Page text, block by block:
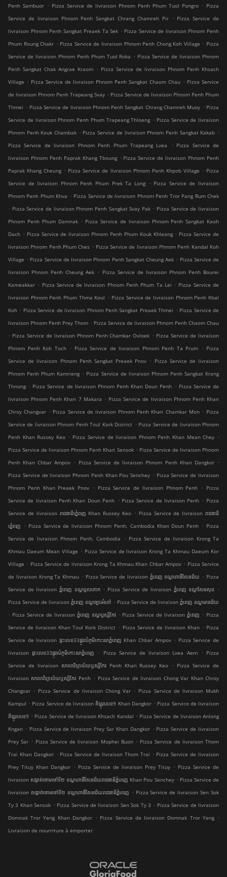
Penh Sambuor . Pizza Service de livraison Phnom Penh Phum Tuol Pongro . Pizza
Service de livraison Phnom Penh Sangkat Chrang Chamreh Pir
. Pizza Service de
livraison Phnom Penh Sangkat Preaek Ta Sek . Pizza Service de livraison Phnom Penh
Phum Roung Chakr . Pizza Service de livraison Phnom Penh Chong Koh Village . Pizza
Service de livraison Phnom Penh Phum Tuol Roka . Pizza Service de livraison Phnom
Penh Sangkat Chak Angrae Kraom . Pizza Service de livraison Phnom Penh Khsach
Village . Pizza Service de livraison Phnom Penh Sangkat Chaom Chau . Pizza Service
de livraison Phnom Penh Trapeang Svay . Pizza Service de livraison Phnom Penh Phum
Thmei . Pizza Service de livraison Phnom Penh Sangkat Chrang Chamreh Muoy . Pizza
Service de livraison Phnom Penh Phum Trapeang Thloeng . Pizza Service de livraison
Phnom Penh Kouk Chambak . Pizza Service de livraison Phnom Penh Sangkat Kakab .
Pizza Service de livraison Phnom Penh Phum Trapeang Lvea
. Pizza Service de
livraison Phnom Penh Paprak Khang Tboung . Pizza Service de livraison Phnom Penh
Paprak Khang Cheung . Pizza Service de livraison Phnom Penh Khpob Village . Pizza
Service de livraison Phnom Penh Phum Prek Ta Long
. Pizza Service de livraison
Phnom Penh Phum Khva . Pizza Service de livraison Phnom Penh Tror Pang Rum Chek
. Pizza Service de livraison Phnom Penh Sangkat Svay Pak . Pizza Service de livraison
Phnom Penh Phum Damnak . Pizza Service de livraison Phnom Penh Sangkat Kaoh
Dach . Pizza Service de livraison Phnom Penh Phum Kouk Khleang . Pizza Service de
livraison Phnom Penh Phum Ches . Pizza Service de livraison Phnom Penh Kandal Koh
Village . Pizza Service de livraison Phnom Penh Sangkat Cheung Aek . Pizza Service de
livraison Phnom Penh Cheung Aek . Pizza Service de livraison Phnom Penh Bourei
Kameakkar . Pizza Service de livraison Phnom Penh Phum Ta Lei . Pizza Service de
livraison Phnom Penh Phum Thma Koul . Pizza Service de livraison Phnom Penh Kbal
Koh . Pizza Service de livraison Phnom Penh Sangkat Preaek Thmei . Pizza Service de
livraison Phnom Penh Prey Thom . Pizza Service de livraison Phnom Penh Chaom Chau
. Pizza Service de livraison Phnom Penh Chamkar Ovloek . Pizza Service de livraison
Phnom Penh Koh Toch
. Pizza Service de livraison Phnom Penh Ta Prum . Pizza
Service de livraison Phnom Penh Sangkat Preaek Pnov . Pizza Service de livraison
Phnom Penh Phum Kamrieng . Pizza Service de livraison Phnom Penh Sangkat Krang
Thnong . Pizza Service de livraison Phnom Penh Khan Doun Penh . Pizza Service de
livraison Phnom Penh Khan 7 Makara . Pizza Service de livraison Phnom Penh Khan
Chroy Changvar . Pizza Service de livraison Phnom Penh Khan Chamkar Mon . Pizza
Service de livraison Phnom Penh Toul Kork District . Pizza Service de livraison Phnom
Penh Khan Russey Keo . Pizza Service de livraison Phnom Penh Khan Mean Chey .
Pizza Service de livraison Phnom Penh Khan Sensok . Pizza Service de livraison Phnom
Penh Khan Chbar Ampov
. Pizza Service de livraison Phnom Penh Khan Dangkor .
Pizza Service de livraison Phnom Penh Khan Pou Senchey . Pizza Service de livraison
Phnom Penh Khan Preaek Pnov
. Pizza Service de livraison Phnom Penh . Pizza
Service de livraison Penh Khan Doun Penh . Pizza Service de livraison Penh . Pizza
Service de livraison រាជធានីភ្នំេពញ Khan Russey Keo . Pizza Service de livraison រាជធានី
ភ្នំេពញ
. Pizza Service de livraison Phnom Penh, Cambodia Khan Doun Penh . Pizza
Service de livraison Phnom Penh, Cambodia
. Pizza Service de livraison Krong Ta
Khmau Daeum Mean Village . Pizza Service de livraison Krong Ta Khmau Daeum Kor
Village . Pizza Service de livraison Krong Ta Khmau Khan Chbar Ampov . Pizza Service
de livraison Krong Ta Khmau . Pizza Service de livraison ភ្នំពេញ ខណ្ឌ​ពោធិ៍សែនជ័យ . Pizza
Service de livraison ភ្នំពេញ ខណ្ឌទួលគោក . Pizza Service de livraison ភ្នំពេញ ខណ្ឌ​សែនសុខ .
Pizza Service de livraison ភ្នំពេញ ខណ្ឌច្បារអំពៅ . Pizza Service de livraison ភ្នំពេញ ខណ្ឌមានជ័យ
. Pizza Service de livraison ភ្នំពេញ ខណ្ឌ​ឫស្សីកែវ . Pizza Service de livraison ភ្នំពេញ . Pizza
Service de livraison Khan Toul Kork District . Pizza Service de livraison Khan . Pizza
Service de livraison ផ្ទះលេខ33ផ្លូវលំភូមិកោះនរាភ្នំពេញ Khan Chbar Ampov . Pizza Service de
livraison ផ្ទះលេខ33ផ្លូវលំភូមិកោះនរាភ្នំពេញ
. Pizza Service de livraison Lvea Aem . Pizza
Service de livraison សាលាវិទ្យាល័យឬស្សីកែវ Penh Khan Russey Keo
. Pizza Service de
livraison សាលាវិទ្យាល័យឬស្សីកែវ Penh . Pizza Service de livraison Chong Var Khan Chroy
Changvar . Pizza Service de livraison Chong Var . Pizza Service de livraison Mukh
Kampul . Pizza Service de livraison គីឡូរលេខ9 Khan Dangkor . Pizza Service de livraison
គីឡូរលេខ9 . Pizza Service de livraison Khsach Kandal . Pizza Service de livraison Anlong
Kngan . Pizza Service de livraison Prey Sar Khan Dangkor . Pizza Service de livraison
Prey Sar . Pizza Service de livraison Mophei Buon . Pizza Service de livraison Thom
Trai Khan Dangkor . Pizza Service de livraison Thom Trai . Pizza Service de livraison
Prey Tituy Khan Dangkor . Pizza Service de livraison Prey Tituy . Pizza Service de
livraison សង្កាត់ចោមចៅទី២ ខណ្ឌពោធិ៍សែនជ័យរាជធានីភ្នំពេញ Khan Pou Senchey . Pizza Service de
livraison សង្កាត់ចោមចៅទី២ ខណ្ឌពោធិ៍សែនជ័យរាជធានីភ្នំពេញ . Pizza Service de livraison Sen Sok
Ty 3 Khan Sensok . Pizza Service de livraison Sen Sok Ty 3 . Pizza Service de livraison
Domnak Tror Yeng Khan Dangkor . Pizza Service de livraison Domnak Tror Yeng .
Livraison de nourriture à emporter